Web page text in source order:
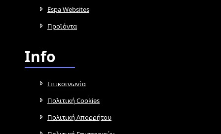
Espa Websites
Προϊόντα
Info
Επικοινωνία
Πολιτική Cookies
Πολιτική Απορρήτου